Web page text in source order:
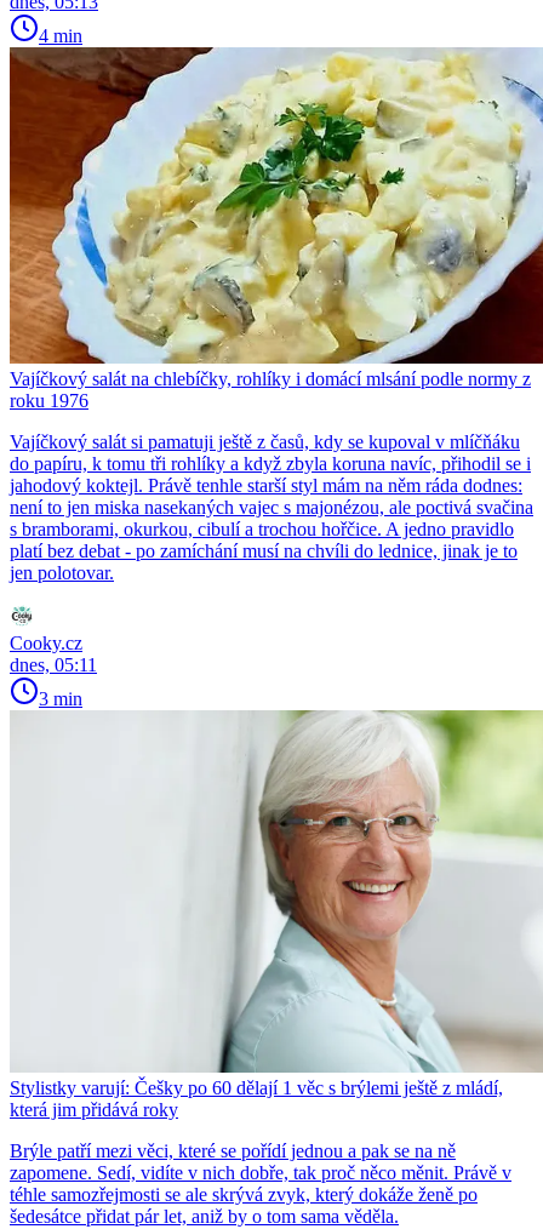
4 min
Vajíčkový salát na chlebíčky, rohlíky i domácí mlsání podle normy z
roku 1976
Vajíčkový salát si pamatuji ještě z časů, kdy se kupoval v mlíčňáku
do papíru, k tomu tři rohlíky a když zbyla koruna navíc, přihodil se i
jahodový koktejl. Právě tenhle starší styl mám na něm ráda dodnes:
není to jen miska nasekaných vajec s majonézou, ale poctivá svačina
s bramborami, okurkou, cibulí a trochou hořčice. A jedno pravidlo
platí bez debat - po zamíchání musí na chvíli do lednice, jinak je to
jen polotovar.
Cooky.cz
dnes, 05:11
3 min
Stylistky varují: Češky po 60 dělají 1 věc s brýlemi ještě z mládí,
která jim přidává roky
Brýle patří mezi věci, které se pořídí jednou a pak se na ně
zapomene. Sedí, vidíte v nich dobře, tak proč něco měnit. Právě v
téhle samozřejmosti se ale skrývá zvyk, který dokáže ženě po
šedesátce přidat pár let, aniž by o tom sama věděla.